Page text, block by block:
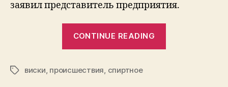
заявил представитель предприятия.
CONTINUE READING
Tagsвиски происшествия спиртное